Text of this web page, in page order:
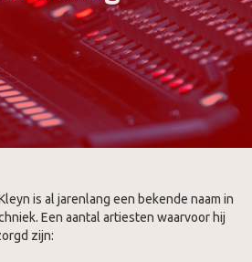
is al jarenlang een bekende naam in
Een aantal artiesten waarvoor hij
zijn: